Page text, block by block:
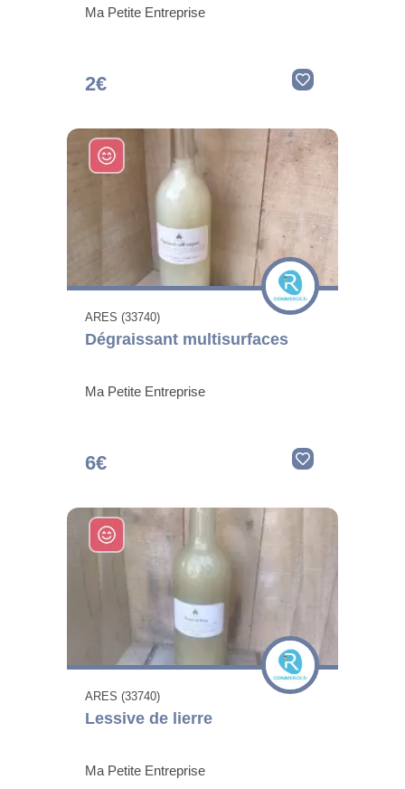
Ma Petite Entreprise
2€
ARES (33740)
Dégraissant multisurfaces
Ma Petite Entreprise
6€
ARES (33740)
Lessive de lierre
Ma Petite Entreprise